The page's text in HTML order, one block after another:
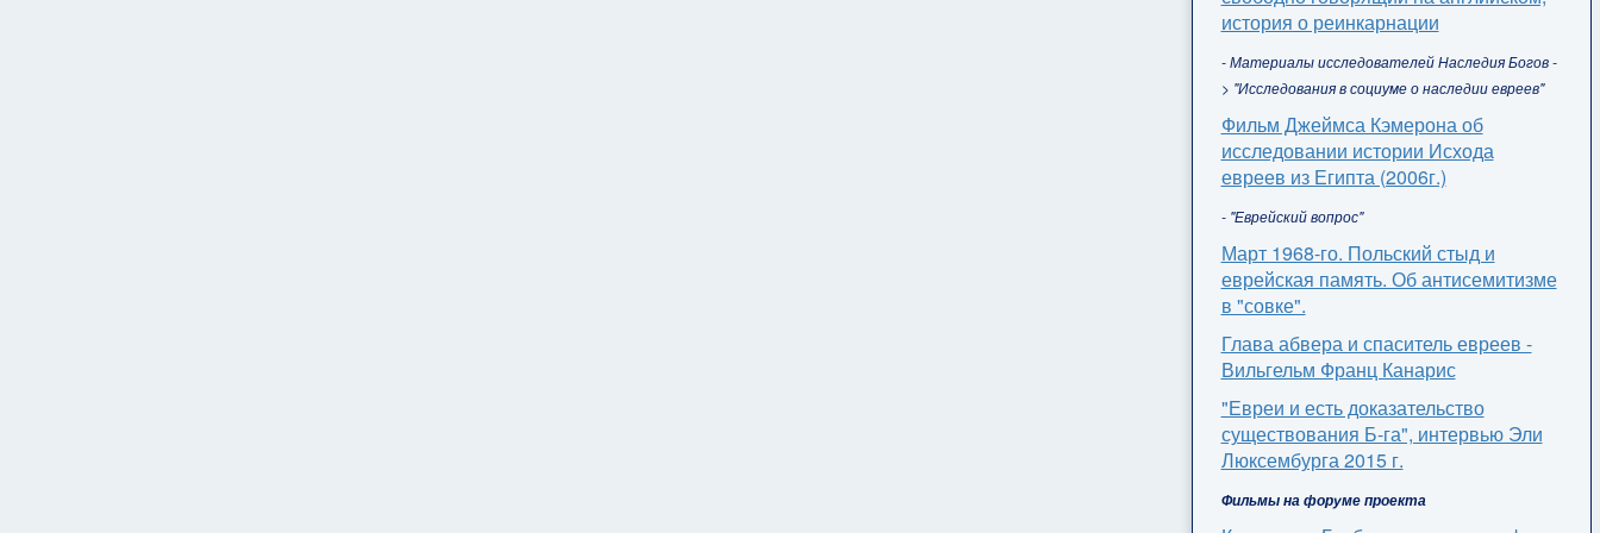
история о реинкарнации
- Материалы исследователей Наследия Богов -
> "Исследования в социуме о наследии евреев"
Фильм Джеймса Кэмерона об
исследовании истории Исхода
евреев из Египта (2006г.)
- "Еврейский вопрос"
Март 1968-го. Польский стыд и
еврейская память. Об антисемитизме
в "совке".
Глава абвера и спаситель евреев -
Вильгельм Франц Канарис
"Евреи и есть доказательство
существования Б-га", интервью Эли
Люксембурга 2015 г.
Фильмы на форуме проекта